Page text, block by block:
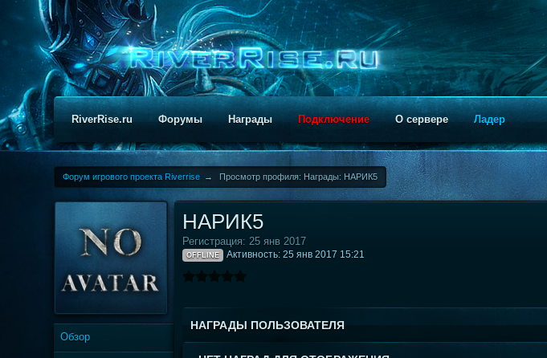
RiverRise.ru Форумы Награды Подключение О сервере Ладер
Форум игрового проекта Riverrise → Просмотр профиля: Награды: НАРИК5
Обзор
НАРИК5
Регистрация: 25 янв 2017
OFFLINE Активность: 25 янв 2017 15:21
НАГРАДЫ ПОЛЬЗОВАТЕЛЯ